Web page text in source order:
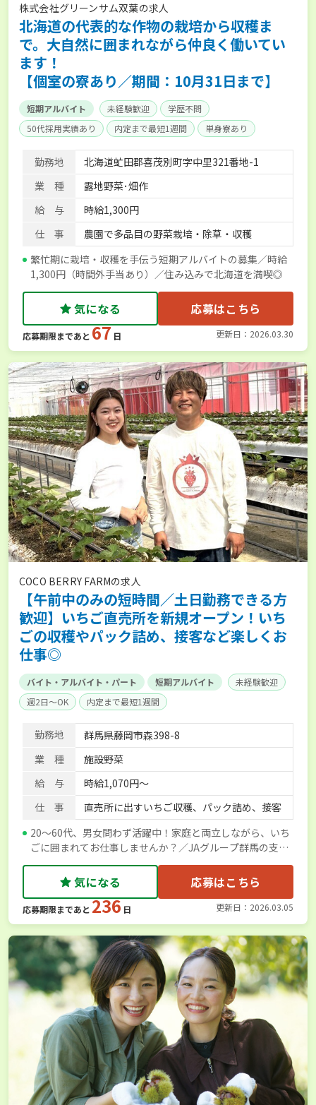
株式会社グリーンサム双葉の求人
北海道の代表的な作物の栽培から収穫ま
で。大自然に囲まれながら仲良く働いてい
ます！
【個室の寮あり／期間：10月31日まで】
短期アルバイト 未経験歓迎
学歴不問
50代採用実績あり
内定まで最短1週間 単身寮あり
勤務地
北海道虻田郡喜茂別町字中里321番地-1
業 種
露地野菜･畑作
給 与
時給1,300円
仕 事
農園で多品目の野菜栽培・除草・収穫
繁忙期に栽培・収穫を手伝う短期アルバイトの募集／時給
1,300円（時間外手当あり）／住み込みで北海道を満喫◎
気になる 応募はこちら
応募期限まであと 67 日 更新日：2026.03.30
COCO BERRY FARMの求人
【午前中のみの短時間／土日勤務できる方
歓迎】いちご直売所を新規オープン！いち
ごの収穫やパック詰め、接客など楽しくお
仕事◎
バイト・アルバイト・パート 短期アルバイト
未経験歓迎
週2日～OK
内定まで最短1週間
勤務地
群馬県藤岡市森398-8
業 種
施設野菜
給 与
時給1,070円～
仕 事
直売所に出すいちご収穫、パック詰め、接客
20～60代、男女問わず活躍中！家庭と両立しながら、いち
ごに囲まれてお仕事しませんか？／JAグループ群馬の支援
のもと掲載しています
気になる 応募はこちら
応募期限まであと 236 日 更新日：2026.03.05